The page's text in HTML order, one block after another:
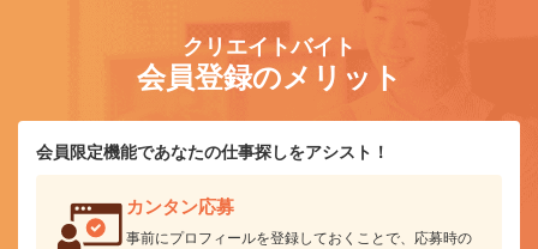
クリエイトバイト
会員登録のメリット
会員限定機能であなたの仕事探しをアシスト！
カンタン応募
事前にプロフィールを登録しておくことで、応募時の